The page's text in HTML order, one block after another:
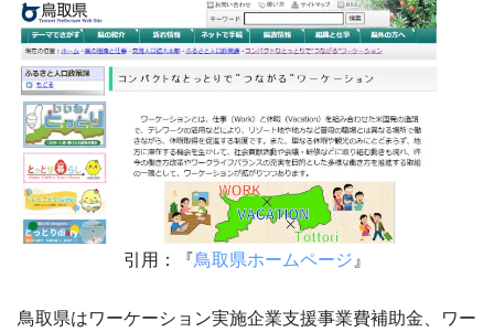
引用：『鳥取県ホームページ 』
鳥取県はワーケーション実施企業支援事業費補助金、ワー